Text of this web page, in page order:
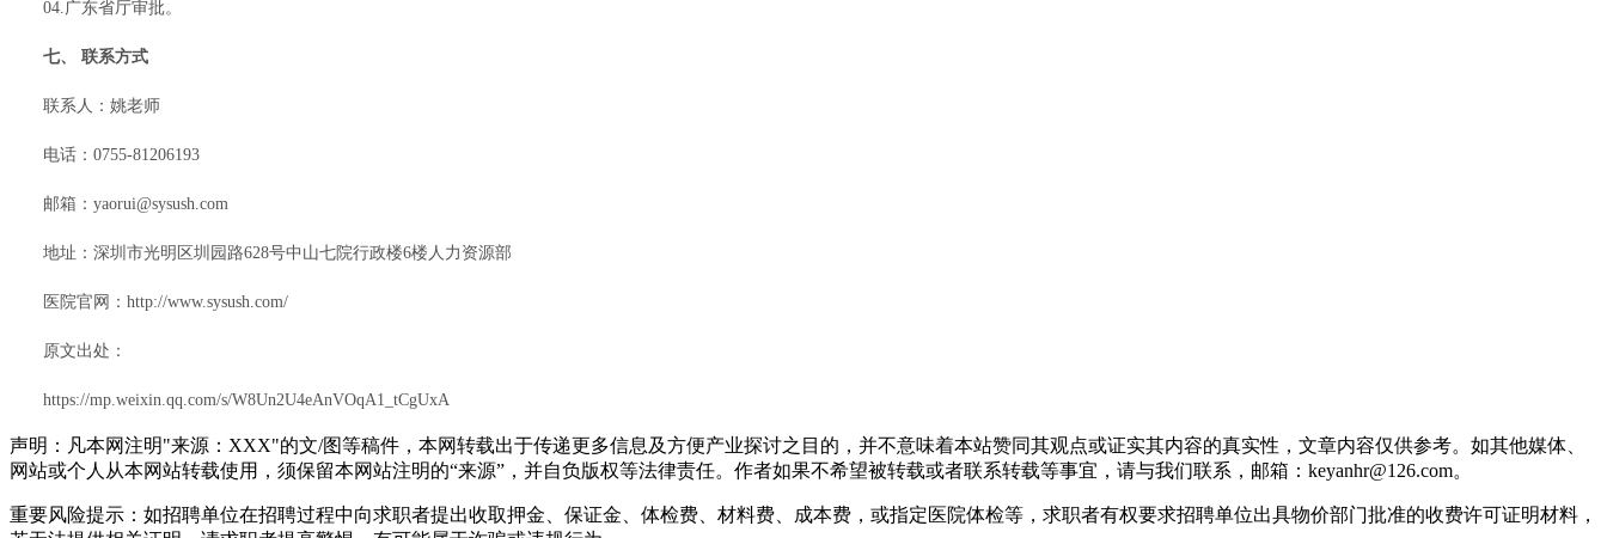
04.广东省厅审批。
七、 联系方式
联系人：姚老师
电话：0755-81206193
邮箱：yaorui@sysush.com
地址：深圳市光明区圳园路628号中山七院行政楼6楼人力资源部
医院官网：http://www.sysush.com/
原文出处：
https://mp.weixin.qq.com/s/W8Un2U4eAnVOqA1_tCgUxA
声明：凡本网注明"来源：XXX"的文/图等稿件，本网转载出于传递更多信息及方便产业探讨之目的，并不意味着本站赞同其观点或证实其内容的真实性，文章内容仅供参考。如其他媒体、
网站或个人从本网站转载使用，须保留本网站注明的“来源”，并自负版权等法律责任。作者如果不希望被转载或者联系转载等事宜，请与我们联系，邮箱：keyanhr@126.com。
重要风险提示：如招聘单位在招聘过程中向求职者提出收取押金、保证金、体检费、材料费、成本费，或指定医院体检等，求职者有权要求招聘单位出具物价部门批准的收费许可证明材料，